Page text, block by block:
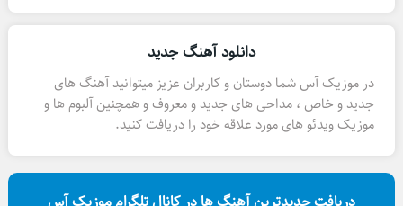
دانلود آهنگ جدید
در موزیک آس شما دوستان و کاربران عزیز میتوانید آهنگ های
جدید و خاص ، مداحی های جدید و معروف و همچنین آلبوم ها و
موزیک ویدئو های مورد علاقه خود را دریافت کنید.